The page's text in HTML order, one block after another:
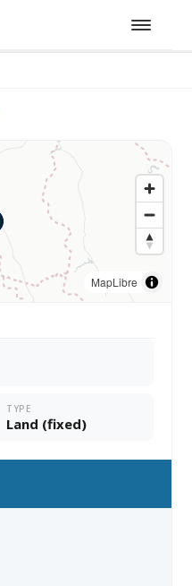
MapLibre
TYPE
Land (fixed)